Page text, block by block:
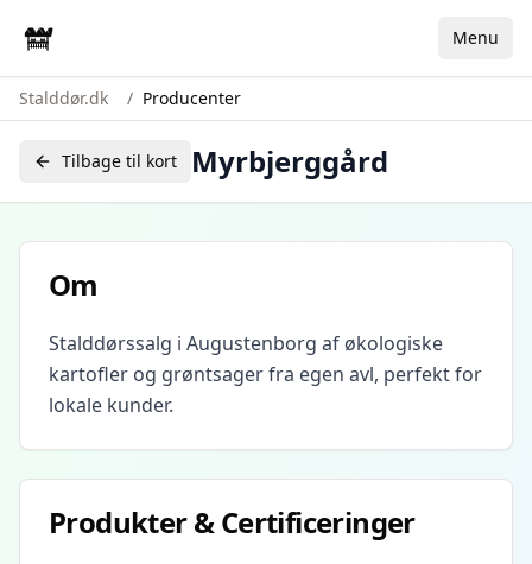
Menu
Stalddør.dk / Producenter
Tilbage til kort Myrbjerggård
Om
Stalddørssalg i Augustenborg af økologiske
kartofler og grøntsager fra egen avl, perfekt for
lokale kunder.
Produkter & Certificeringer